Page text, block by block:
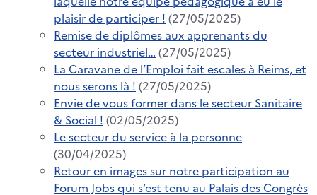
plaisir de participer ! (27/05/2025)
Remise de diplômes aux apprenants du
secteur industriel… (27/05/2025)
La Caravane de l’Emploi fait escales à Reims, et
nous serons là ! (27/05/2025)
Envie de vous former dans le secteur Sanitaire
& Social ! (02/05/2025)
Le secteur du service à la personne
(30/04/2025)
Retour en images sur notre participation au
Forum Jobs qui s’est tenu au Palais des Congrès